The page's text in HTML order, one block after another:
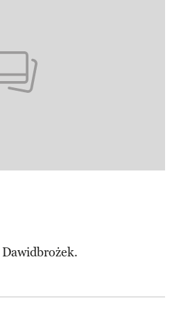
Dawidbrożek.